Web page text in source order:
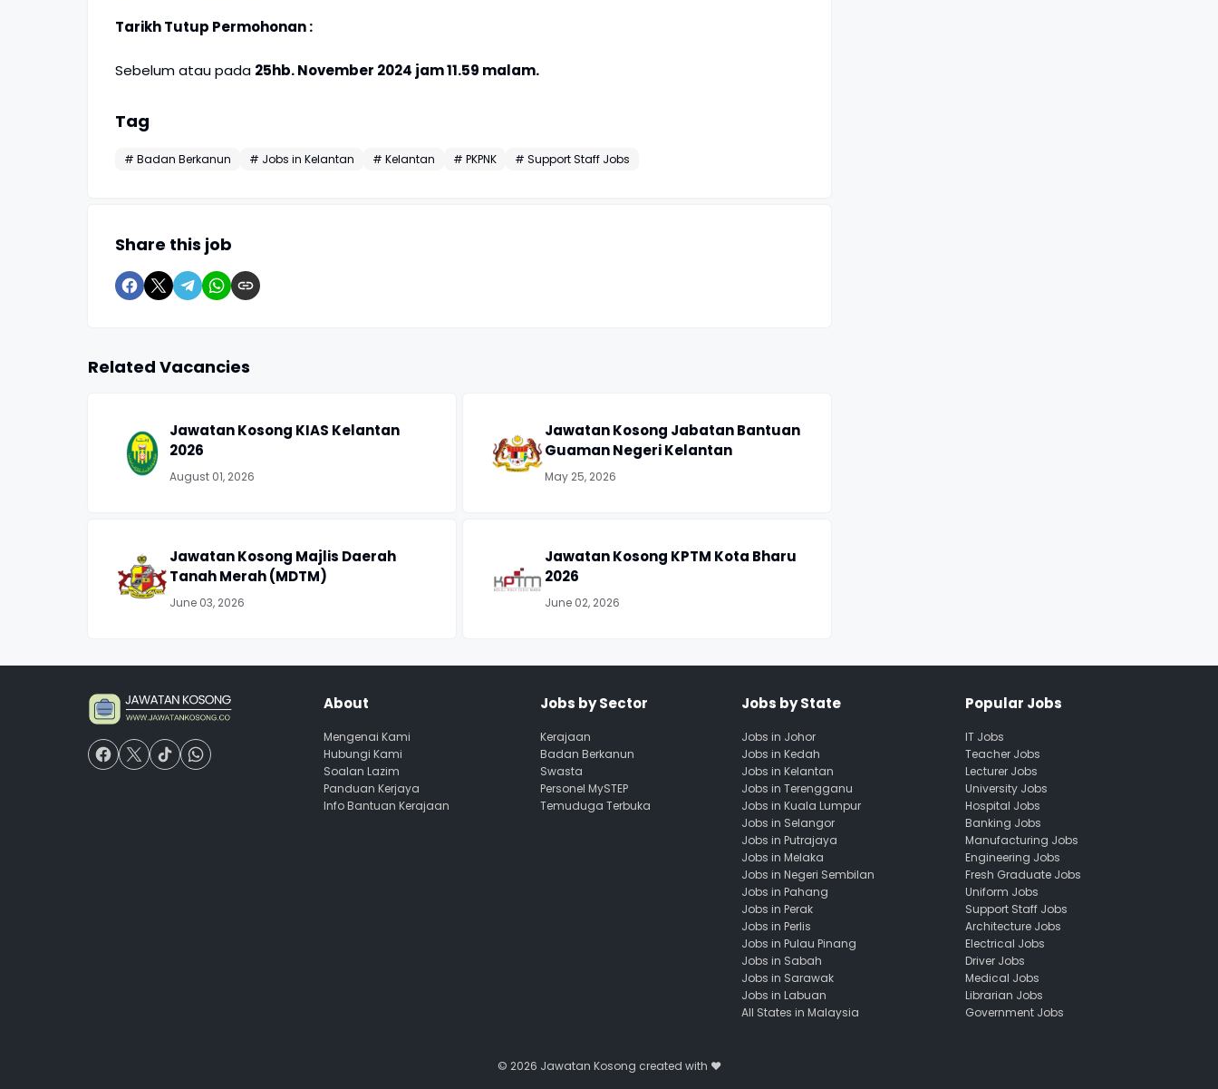
Tarikh Tutup Permohonan :
Sebelum atau pada 25hb. November 2024 jam 11.59 malam.
Tag
# Badan Berkanun # Jobs in Kelantan # Kelantan # PKPNK # Support Staff Jobs
Share this job
Related Vacancies
Jawatan Kosong KIAS Kelantan
2026
August 01, 2026
Jawatan Kosong Jabatan Bantuan
Guaman Negeri Kelantan
May 25, 2026
Jawatan Kosong Majlis Daerah
Tanah Merah (MDTM)
June 03, 2026
Jawatan Kosong KPTM Kota Bharu
2026
June 02, 2026
About
Mengenai Kami
Hubungi Kami
Soalan Lazim
Panduan Kerjaya
Info Bantuan Kerajaan
Jobs by Sector
Kerajaan
Badan Berkanun
Swasta
Personel MySTEP
Temuduga Terbuka
Jobs by State
Jobs in Johor
Jobs in Kedah
Jobs in Kelantan
Jobs in Terengganu
Jobs in Kuala Lumpur
Jobs in Selangor
Jobs in Putrajaya
Jobs in Melaka
Jobs in Negeri Sembilan
Jobs in Pahang
Jobs in Perak
Jobs in Perlis
Jobs in Pulau Pinang
Jobs in Sabah
Jobs in Sarawak
Jobs in Labuan
All States in Malaysia
Popular Jobs
IT Jobs
Teacher Jobs
Lecturer Jobs
University Jobs
Hospital Jobs
Banking Jobs
Manufacturing Jobs
Engineering Jobs
Fresh Graduate Jobs
Uniform Jobs
Support Staff Jobs
Architecture Jobs
Electrical Jobs
Driver Jobs
Medical Jobs
Librarian Jobs
Government Jobs
© 2026 Jawatan Kosong created with ❤️️